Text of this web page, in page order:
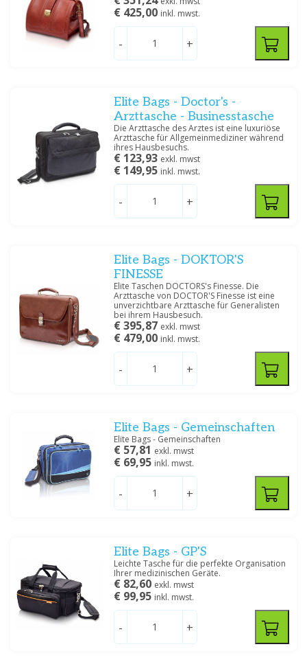
€ 425,00 inkl. mwst.
- +
Elite Bags - Doctor's -
Arzttasche - Businesstasche
Die Arzttasche des Arztes ist eine luxuriöse
Arzttasche für Allgemeinmediziner während
ihres Hausbesuchs.
€ 123,93 exkl. mwst
€ 149,95 inkl. mwst.
- +
Elite Bags - DOKTOR'S
FINESSE
Elite Taschen DOCTORS's Finesse. Die
Arzttasche von DOCTOR'S Finesse ist eine
unverzichtbare Arzttasche für Generalisten
bei ihrem Hausbesuch.
€ 395,87 exkl. mwst
€ 479,00 inkl. mwst.
- +
Elite Bags - Gemeinschaften
Elite Bags - Gemeinschaften
€ 57,81 exkl. mwst
€ 69,95 inkl. mwst.
- +
Elite Bags - GP'S
Leichte Tasche für die perfekte Organisation
Ihrer medizinischen Geräte.
€ 82,60 exkl. mwst
€ 99,95 inkl. mwst.
- +